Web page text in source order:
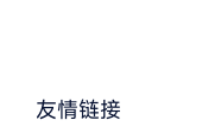
友情链接